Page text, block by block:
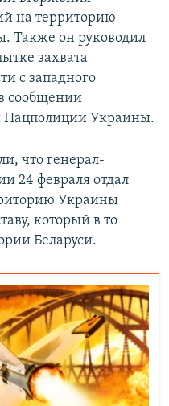
на территорию
Также он руководил
захвата
с западного
сообщении
Нацполиции Украины.
что генерал-
24 февраля отдал
Украины
который в то
Беларуси.